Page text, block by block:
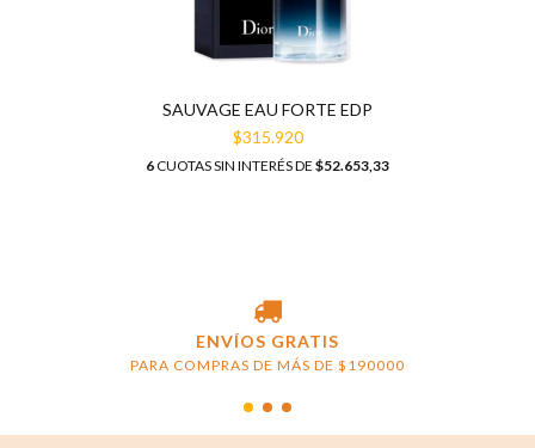
SAUVAGE EAU FORTE EDP
$315.920
6 CUOTAS SIN INTERÉS DE $52.653,33
ENVÍOS GRATIS
PARA COMPRAS DE MÁS DE $190000